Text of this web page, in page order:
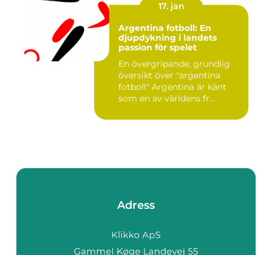
17. jan
Argentina fotboll: En
djupdykning i landets
passion för spelet
En övergripande, grundlig
översikt över "argentina
fotboll" Argentina är känt
som en av världens fr...
Adress